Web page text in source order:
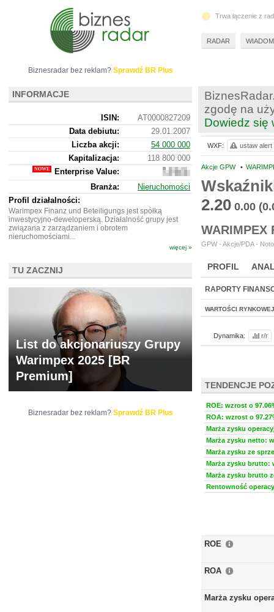
zgodę na
Dowiedz się
Akcje GPW •
2.20 0.00
WARIMPEX
GPW - Akcje/PDA -
PROFIL
WYCENA BR
RAPORTY
WARTOŚCI RYNKOWEJ
Dynamika: r/r
TENDENCJE
ROE: wzrost o
ROA: wzrost o
Marża zysku
Marża zysku netto:
Marża zysku ze
Marża zysku brutto:
Marża zysku brutto
Rentowność
ROE
ROA
Marża zysku
WXF: ustaw alert
Biznesradar bez reklam? Sprawdź BR Plus
INFORMACJE
ISIN:
AT0000827209
Data debiutu:
29.01.2007
Liczba akcji:
54 000 000
Kapitalizacja:
118 800 000
Enterprise Value:
743
983
877
Branża:
Nieruchomości
Profil działalności:
Warimpex Finanz und Beteiligungs jest spółką
inwestycyjno-deweloperską. Działalność grupy jest
związana z zarządzaniem i obrotem
nieruchomościami...
więcej »
TU ZACZNIJ
List do akcjonariuszy Grupy
Warimpex 2025 [BR
Premium]
Biznesradar bez reklam? Sprawdź BR Plus
Trwa łączenie z
RADAR